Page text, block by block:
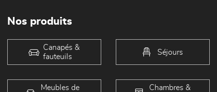
Nos produits
Canapés &
fauteuils
Séjours
Meubles de
Chambres &